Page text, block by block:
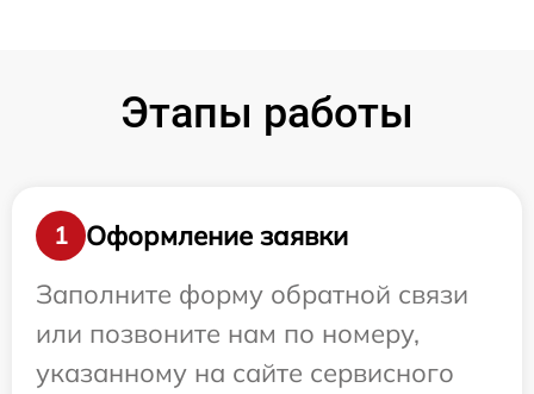
Этапы работы
1
Оформление заявки
Заполните форму обратной связи
или позвоните нам по номеру,
указанному на сайте сервисного